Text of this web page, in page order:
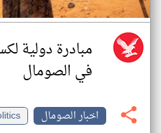
مبادرة دولية
في الصومال
اخبار الصومال